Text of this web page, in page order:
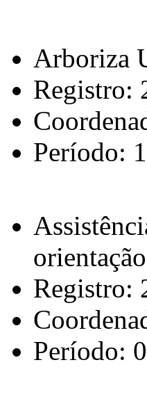
Arboriza
Registro:
Período:
Registro:
Período: